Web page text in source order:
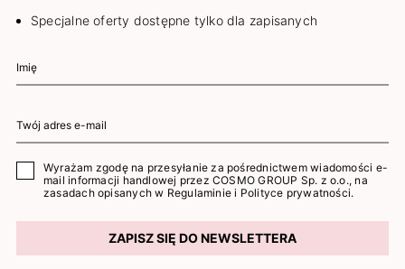
Specjalne oferty dostępne tylko dla zapisanych
Wyrażam zgodę na przesyłanie za pośrednictwem wiadomości e-
mail informacji handlowej przez COSMO GROUP Sp. z o.o., na
zasadach opisanych w Regulaminie i Polityce prywatności.
ZAPISZ SIĘ DO NEWSLETTERA